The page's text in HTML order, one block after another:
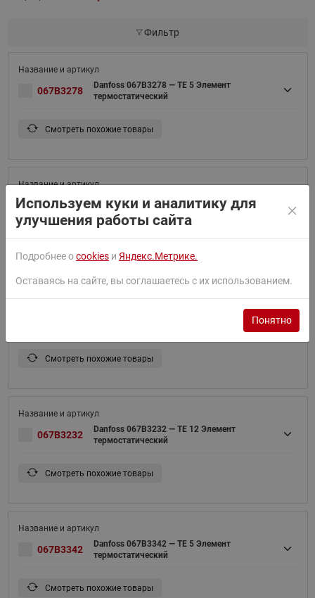
Фильтр
067B3278
Danfoss 067B3278 — TE 5 Элемент
термостатический
Смотреть похожие товары
067B3366
Danfoss 067B3366 — TE 12 Элемент
термостатический
Смотреть похожие товары
067B3232
Danfoss 067B3232 — TE 12 Элемент
термостатический
Смотреть похожие товары
067B3342
Danfoss 067B3342 — TE 5 Элемент
термостатический
Смотреть похожие товары
Используем куки и аналитику для
улучшения работы сайта
Подробнее оcookies и Яндекс.Метрике.
Оставаясь на сайте, вы соглашаетесь с их использованием.
Понятно